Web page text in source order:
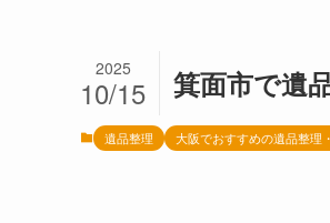
箕面市で遺
2025
10/15
遺品整理 大阪でおすすめの遺品整理